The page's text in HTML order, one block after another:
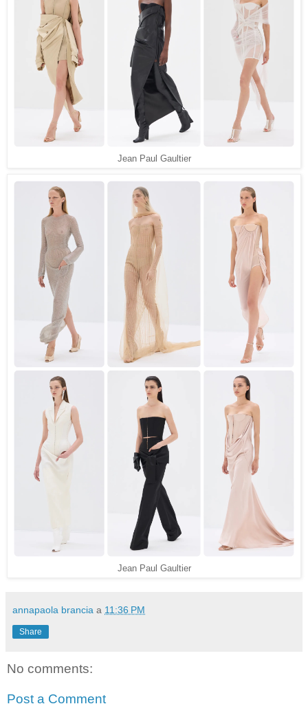
Jean Paul Gaultier
Jean Paul Gaultier
annapaola brancia a 11:36 PM
Share
No comments:
Post a Comment